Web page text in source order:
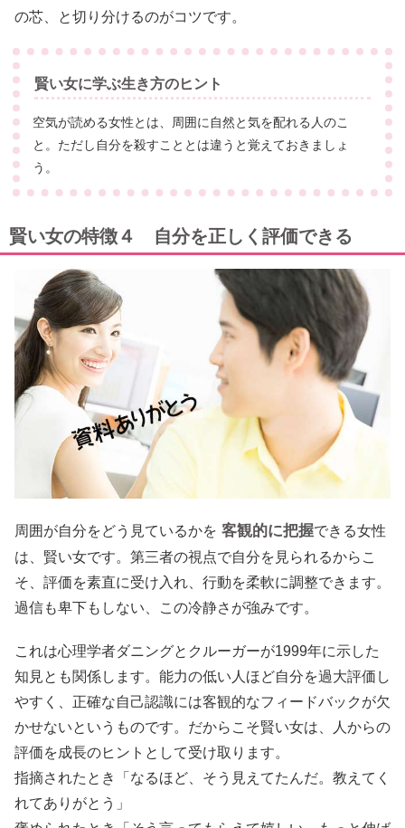
の芯、と切り分けるのがコツです。
賢い女に学ぶ生き方のヒント
空気が読める女性とは、周囲に自然と気を配れる人のこ
と。ただし自分を殺すこととは違うと覚えておきましょ
う。
賢い女の特徴４ 自分を正しく評価できる
周囲が自分をどう見ているかを 客観的に把握できる女性
は、賢い女です。第三者の視点で自分を見られるからこ
そ、評価を素直に受け入れ、行動を柔軟に調整できます。
過信も卑下もしない、この冷静さが強みです。
これは心理学者ダニングとクルーガーが1999年に示した
知見とも関係します。能力の低い人ほど自分を過大評価し
やすく、正確な自己認識には客観的なフィードバックが欠
かせないというものです。だからこそ賢い女は、人からの
評価を成長のヒントとして受け取ります。
指摘されたとき「なるほど、そう見えてたんだ。教えてく
れてありがとう」